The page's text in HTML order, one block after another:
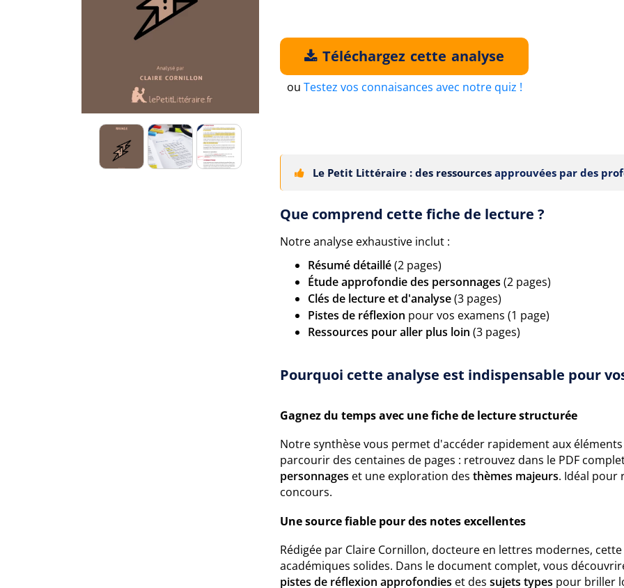
Téléchargez cette analyse
ou Testez vos connaisances avec notre quiz !
Le Petit Littéraire : des ressources approuvées par des
Que comprend cette fiche de lecture ?
Notre analyse exhaustive inclut :
Résumé détaillé(2 pages)
Étude approfondie des personnages (2 pages)
Clés de lecture et d'analyse(3 pages)
Pistes de réflexion pour vos examens (1 page)
Ressources pour aller plus loin (3 pages)
Pourquoi cette analyse est indispensable pour
Gagnez du temps avec une fiche de lecture structurée
Notre synthèse vous permet d'accéder rapidement aux
parcourir des centaines de pages : retrouvez dans le PDF
personnages et une exploration des thèmes majeurs. Idéal pour
concours.
Une source fiable pour des notes excellentes
Rédigée par Claire Cornillon, docteure en lettres modernes,
académiques solides. Dans le document complet, vous
pistes de réflexion approfondies et des sujets types pour briller